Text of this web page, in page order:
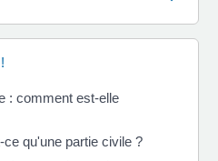
: comment est-elle
qu'une partie civile ?